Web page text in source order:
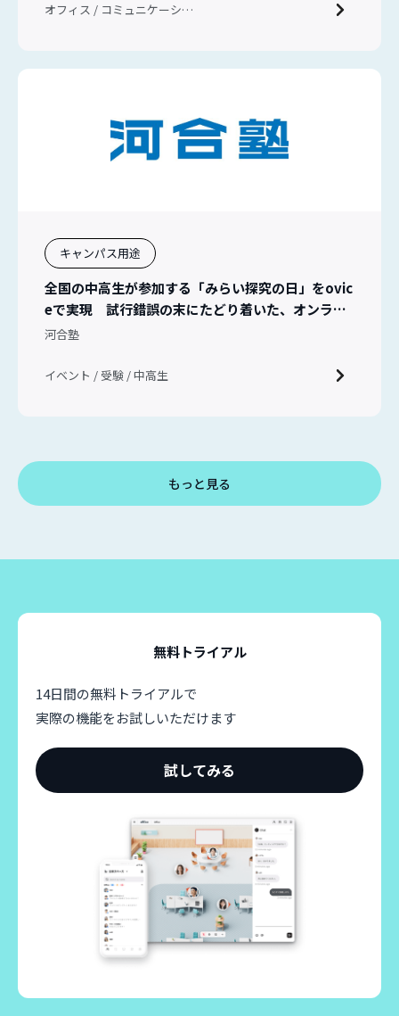
オフィス / コミュニケーショ
キャンパス用途
全国の中高生が参加する「みらい探究の日」をovic
eで実現 試行錯誤の末にたどり着いた、オンライ
ンイベントの新しい形
河合塾
イベント / 受験 / 中高生
もっと見る
無料トライアル
14日間の無料トライアルで
実際の機能をお試しいただけます
試してみる